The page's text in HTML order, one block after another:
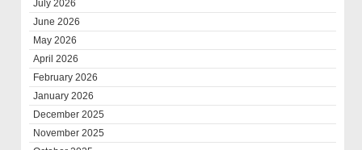
July 2026
June 2026
May 2026
April 2026
February 2026
January 2026
December 2025
November 2025